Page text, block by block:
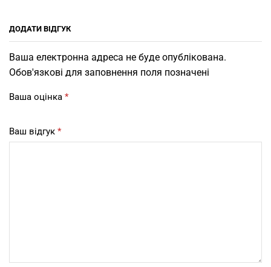
ДОДАТИ ВІДГУК
Ваша електронна адреса не буде опублікована.
Обов'язкові для заповнення поля позначені
Ваша оцінка *
Ваш відгук *